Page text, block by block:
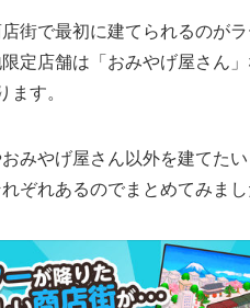
街で最初に建てられるのが
定店舗は「おみやげ屋さん
ます。
みやげ屋さん以外を建てた
ぞれあるのでまとめてみまし